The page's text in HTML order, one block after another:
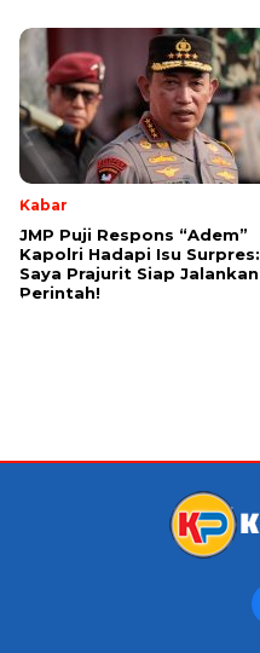
Kabar
JMP Puji Respons “Adem”
Kapolri Hadapi Isu Surpres:
Saya Prajurit Siap Jalankan
Perintah!